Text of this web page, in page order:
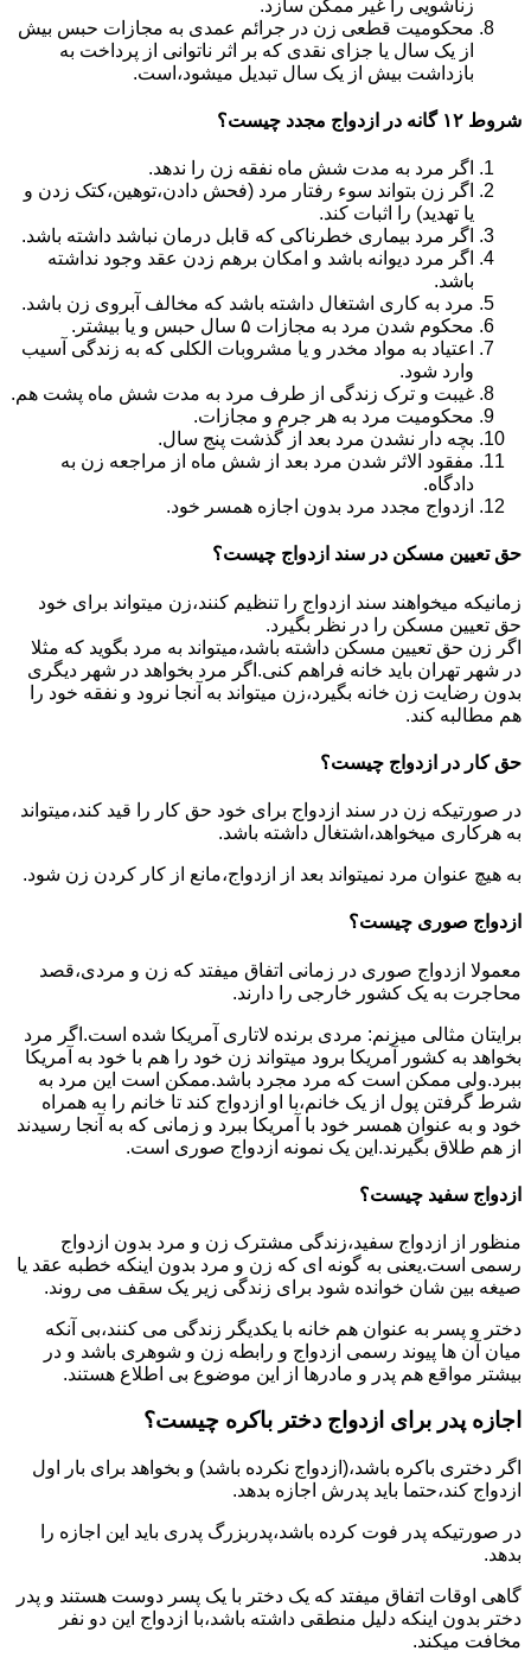
زناشویی را غیر ممکن سازد.
محکومیت قطعی زن در جرائم عمدی به مجازات حبس بیش
از یک سال یا جزای نقدی که بر اثر ناتوانی از پرداخت به
بازداشت بیش از یک سال تبدیل می‎شود،است.
شروط ۱۲ گانه در ازدواج مجدد چیست؟
اگر مرد به مدت شش ماه نفقه زن را ندهد.
اگر زن بتواند سوء رفتار مرد (فحش دادن،توهین،کتک زدن و
یا تهدید) را اثبات کند.
اگر مرد بیماری خطرناکی که قابل درمان نباشد داشته باشد.
اگر مرد دیوانه باشد و امکان برهم زدن عقد وجود نداشته
باشد.
مرد به کاری اشتغال داشته باشد که مخالف آبروی زن باشد.
محکوم شدن مرد به مجازات ۵ سال حبس و یا بیشتر.
اعتیاد به مواد مخدر و یا مشروبات الکلی که به زندگی آسیب
وارد شود.
غیبت و ترک زندگی از طرف مرد به مدت شش ماه پشت هم.
محکومیت مرد به هر جرم و مجازات.
بچه دار نشدن مرد بعد از گذشت پنج سال.
مفقود الاثر شدن مرد بعد از شش ماه از مراجعه زن به
دادگاه.
ازدواج مجدد مرد بدون اجازه همسر خود.
حق تعیین مسکن در سند ازدواج چیست؟
زمانیکه میخواهند سند ازدواج را تنظیم کنند،زن میتواند برای خود
حق تعیین مسکن را در نظر بگیرد.
اگر زن حق تعیین مسکن داشته باشد،میتواند به مرد بگوید که مثلا
در شهر تهران باید خانه فراهم کنی.اگر مرد بخواهد در شهر دیگری
بدون رضایت زن خانه بگیرد،زن میتواند به آنجا نرود و نفقه خود را
هم مطالبه کند.
حق کار در ازدواج چیست؟
در صورتیکه زن در سند ازدواج برای خود حق کار را قید کند،میتواند
به هرکاری میخواهد،اشتغال داشته باشد.
به هیچ عنوان مرد نمیتواند بعد از ازدواج،مانع از کار کردن زن شود.
ازدواج صوری چیست؟
معمولا ازدواج صوری در زمانی اتفاق میفتد که زن و مردی،قصد
محاجرت به یک کشور خارجی را دارند.
برایتان مثالی میزنم: مردی برنده لاتاری آمریکا شده است.اگر مرد
بخواهد به کشور آمریکا برود میتواند زن خود را هم با خود به آمریکا
ببرد.ولی ممکن است که مرد مجرد باشد.ممکن است این مرد به
شرط گرفتن پول از یک خانم،با او ازدواج کند تا خانم را به همراه
خود و به عنوان همسر خود با آمریکا ببرد و زمانی که به آنجا رسیدند
از هم طلاق بگیرند.این یک نمونه ازدواج صوری است.
ازدواج سفید چیست؟
منظور از ازدواج سفید،زندگی مشترک زن و مرد بدون ازدواج
رسمی است.یعنی به گونه ای که زن و مرد بدون اینکه خطبه عقد یا
صیغه بین شان خوانده شود برای زندگی زیر یک سقف می روند.
دختر و پسر به عنوان هم خانه با یکدیگر زندگی می کنند،بی آنکه
میان آن ها پیوند رسمی ازدواج و رابطه زن و شوهری باشد و در
بیشتر مواقع هم پدر و مادرها از این موضوع بی اطلاع هستند.
اجازه پدر برای ازدواج دختر باکره چیست؟
اگر دختری باکره باشد،(ازدواج نکرده باشد) و بخواهد برای بار اول
ازدواج کند،حتما باید پدرش اجازه بدهد.
در صورتیکه پدر فوت کرده باشد،پدربزرگ پدری باید این اجازه را
بدهد.
گاهی اوقات اتفاق میفتد که یک دختر با یک پسر دوست هستند و پدر
دختر بدون اینکه دلیل منطقی داشته باشد،با ازدواج این دو نفر
مخافت میکند.